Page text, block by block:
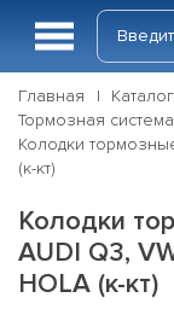
Главная Каталог
Тормозная система
Колодки
(к-кт)
Колодки
AUDI Q3,
HOLA (к-кт)